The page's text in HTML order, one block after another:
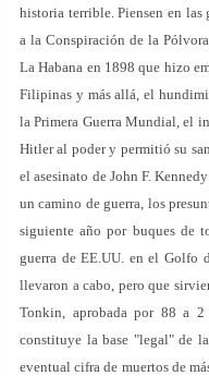
historia terrible. Piensen en las
a la Conspiración de la
La Habana en 1898 que hizo
Filipinas y más allá, el
la Primera Guerra Mundial, el
Hitler al poder y permitió su
el asesinato de John F.
un camino de guerra, los
siguiente año por buques de
guerra de EE.UU. en el Golfo
llevaron a cabo, pero que
Tonkin, aprobada por 88 a 2
constituye la base "legal" de
eventual cifra de muertos de